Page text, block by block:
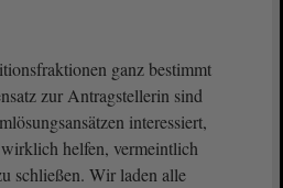
ganz bestimmt
zur Antragstellerin sind
interessiert,
helfen, vermeintlich
schließen. Wir laden alle